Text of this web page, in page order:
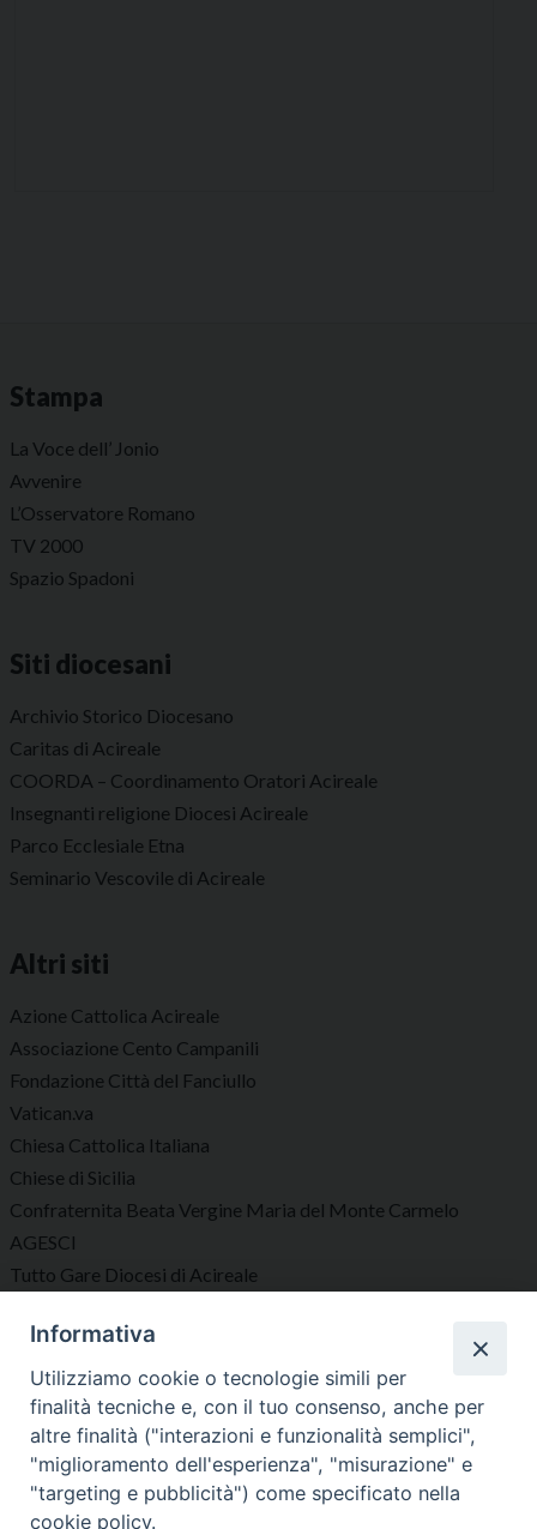
Stampa
La Voce dell’ Jonio
Avvenire
L’Osservatore Romano
TV 2000
Spazio Spadoni
Siti diocesani
Archivio Storico Diocesano
Caritas di Acireale
COORDA – Coordinamento Oratori Acireale
Insegnanti religione Diocesi Acireale
Parco Ecclesiale Etna
Seminario Vescovile di Acireale
Altri siti
Azione Cattolica Acireale
Associazione Cento Campanili
Fondazione Città del Fanciullo
Vatican.va
Chiesa Cattolica Italiana
Chiese di Sicilia
Confraternita Beata Vergine Maria del Monte Carmelo
AGESCI
Tutto Gare Diocesi di Acireale
Informativa
Utilizziamo cookie o tecnologie simili per
finalità tecniche e, con il tuo consenso, anche per
altre finalità ("interazioni e funzionalità semplici",
"miglioramento dell'esperienza", "misurazione" e
"targeting e pubblicità") come specificato nella
cookie policy.